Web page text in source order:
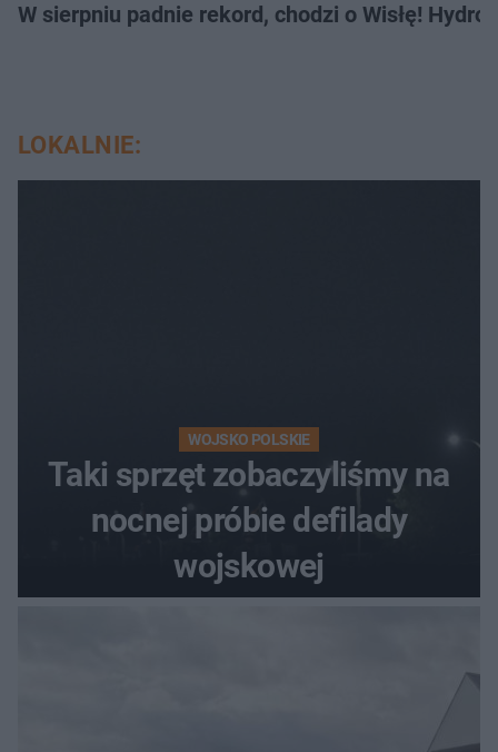
W sierpniu padnie rekord, chodzi o Wisłę!
LOKALNIE:
WOJSKO POLSKIE
Taki sprzęt zobaczyliśmy na
nocnej próbie defilady
wojskowej